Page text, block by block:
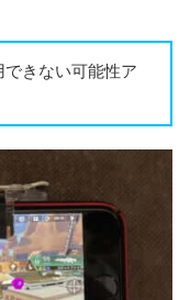
きない可能性ア